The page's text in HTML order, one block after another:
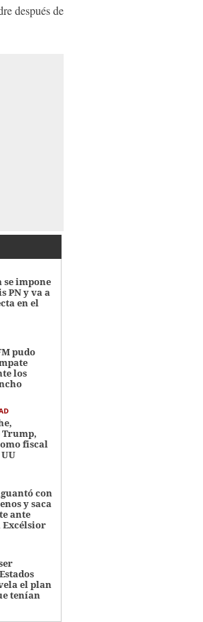
después de
se impone
PN y va a
en el
pudo
los
Trump,
fiscal
con
y saca
ante
Excélsior
el plan
tenían